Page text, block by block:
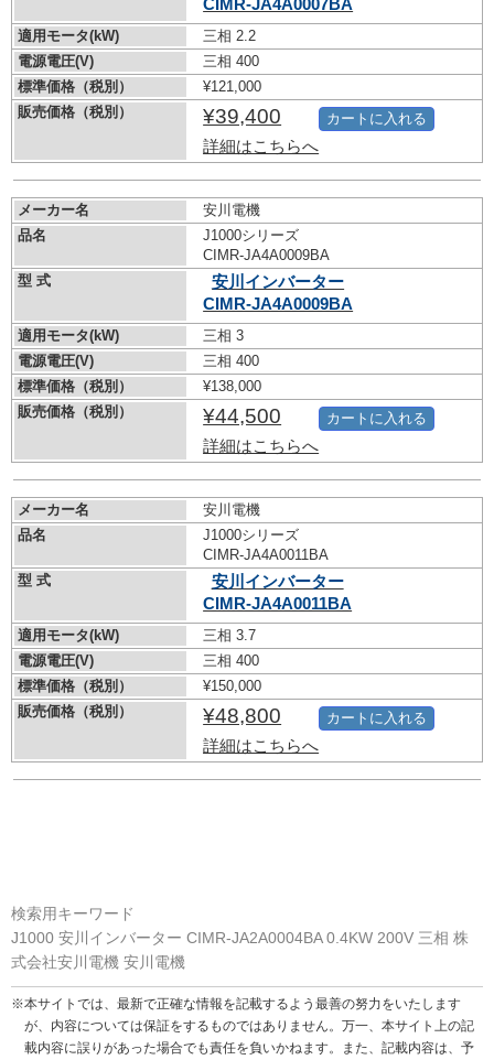
CIMR-JA4A0007BA
適用モータ(kW)
三相 2.2
電源電圧(V)
三相 400
標準価格（税別）
¥121,000
販売価格（税別）
¥39,400
詳細はこちらへ
カートに入れる
メーカー名
安川電機
品名
J1000シリーズ
CIMR-JA4A0009BA
型 式
安川インバーター
CIMR-JA4A0009BA
適用モータ(kW)
三相 3
電源電圧(V)
三相 400
標準価格（税別）
¥138,000
販売価格（税別）
¥44,500
詳細はこちらへ
カートに入れる
メーカー名
安川電機
品名
J1000シリーズ
CIMR-JA4A0011BA
型 式
安川インバーター
CIMR-JA4A0011BA
適用モータ(kW)
三相 3.7
電源電圧(V)
三相 400
標準価格（税別）
¥150,000
販売価格（税別）
¥48,800
詳細はこちらへ
カートに入れる
検索用キーワード
J1000 安川インバーター CIMR-JA2A0004BA 0.4KW 200V 三相 株
式会社安川電機 安川電機
※本サイトでは、最新で正確な情報を記載するよう最善の努力をいたします
が、内容については保証をするものではありません。万一、本サイト上の記
載内容に誤りがあった場合でも責任を負いかねます。また、記載内容は、予